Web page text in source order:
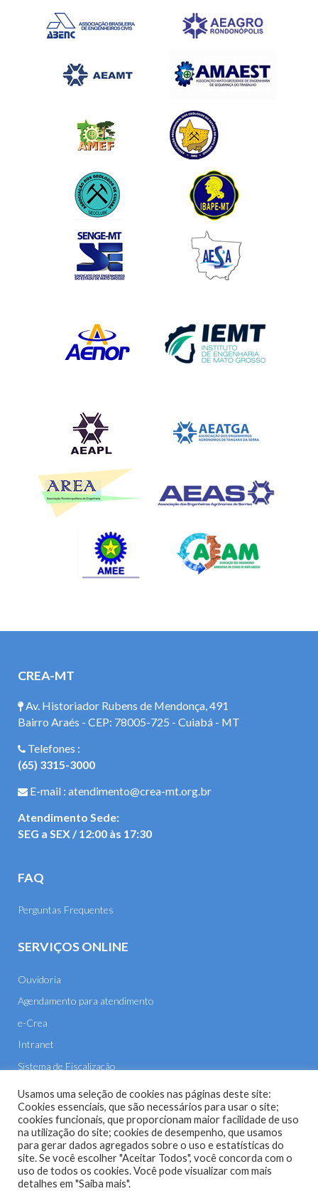
CREA-MT
Av. Historiador Rubens de Mendonça, 491
Bairro Araés - CEP: 78005-725 - Cuiabá - MT
Telefones :
(65) 3315-3000
E-mail : atendimento@crea-mt.org.br
Atendimento Sede:
SEG a SEX / 12:00 às 17:30
FAQ
Perguntas Frequentes
SERVIÇOS ONLINE
Ouvidoria
Agendamento para atendimento
e-Crea
Intranet
Sistema de Fiscalização
E-mail
Site do Conselho Regional de Engenharia e Agronomia de
Usamos uma seleção de cookies nas páginas deste site:
Cookies essenciais, que são necessários para usar o site;
cookies funcionais, que proporcionam maior facilidade de uso
na utilização do site; cookies de desempenho, que usamos
para gerar dados agregados sobre o uso e estatísticas do
site. Se você escolher "Aceitar Todos", você concorda com o
uso de todos os cookies. Você pode visualizar com mais
detalhes em "Saiba mais".